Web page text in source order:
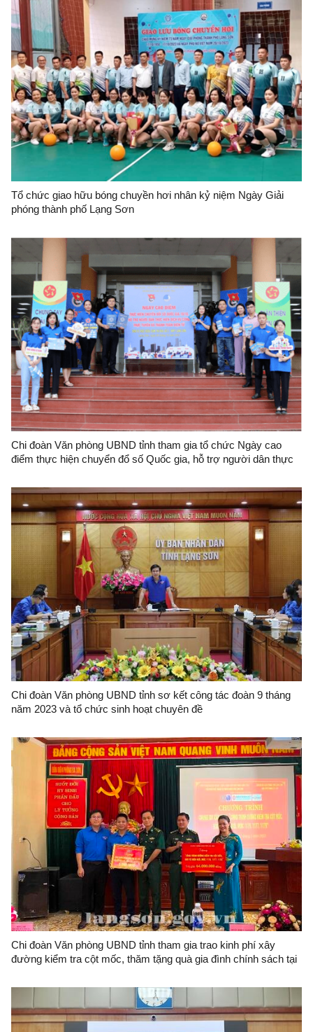
Tổ chức giao hữu bóng chuyền hơi nhân kỷ niệm Ngày Giải
phóng thành phố Lạng Sơn
Chi đoàn Văn phòng UBND tỉnh tham gia tổ chức Ngày cao
điểm thực hiện chuyển đổ số Quốc gia, hỗ trợ người dân thực
Trung tâm hành chính công tỉnh Lạng Sơn
Chi đoàn Văn phòng UBND tỉnh sơ kết công tác đoàn 9 tháng
năm 2023 và tổ chức sinh hoạt chuyên đề
Chi đoàn Văn phòng UBND tỉnh tham gia trao kinh phí xây
đường kiểm tra cột mốc, thăm tặng quà gia đình chính sách tại